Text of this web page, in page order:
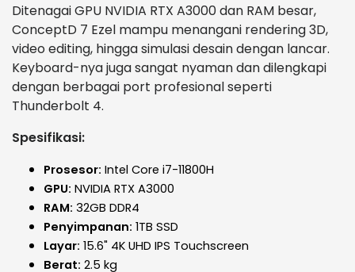
Ditenagai GPU NVIDIA RTX A3000 dan RAM besar,
ConceptD 7 Ezel mampu menangani rendering 3D,
video editing, hingga simulasi desain dengan lancar.
Keyboard-nya juga sangat nyaman dan dilengkapi
dengan berbagai port profesional seperti
Thunderbolt 4.
Spesifikasi:
Prosesor: Intel Core i7-11800H
GPU: NVIDIA RTX A3000
RAM: 32GB DDR4
Penyimpanan: 1TB SSD
Layar: 15.6" 4K UHD IPS Touchscreen
Berat: 2.5 kg